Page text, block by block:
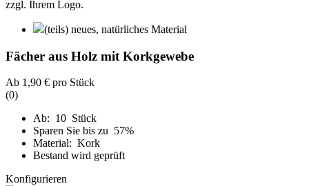
(teils) neues, natürliches Material
Fächer aus Holz mit Korkgewebe
Ab 1,90 € pro Stück
(0)
Ab: 10 Stück
Sparen Sie bis zu 57%
Material: Kork
Bestand wird geprüft
Konfigurieren